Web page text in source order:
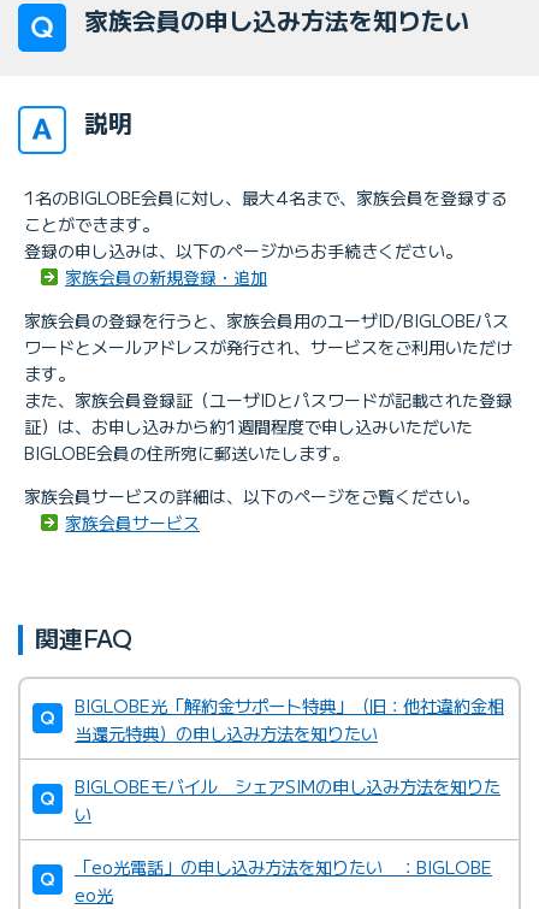
家族会員の申し込み方法を知りたい
説明
1名のBIGLOBE会員に対し、最大4名まで、家族会員を登録する
ことができます。
登録の申し込みは、以下のページからお手続きください。
家族会員の新規登録・追加
家族会員の登録を行うと、家族会員用のユーザID/BIGLOBEパス
ワードとメールアドレスが発行され、サービスをご利用いただけ
ます。
また、家族会員登録証（ユーザIDとパスワードが記載された登録
証）は、お申し込みから約1週間程度で申し込みいただいた
BIGLOBE会員の住所宛に郵送いたします。
家族会員サービスの詳細は、以下のページをご覧ください。
家族会員サービス
関連FAQ
BIGLOBE光「解約金サポート特典」（旧：他社違約金相
当還元特典）の申し込み方法を知りたい
BIGLOBEモバイル シェアSIMの申し込み方法を知りた
い
「eo光電話」の申し込み方法を知りたい ：BIGLOBE
eo光